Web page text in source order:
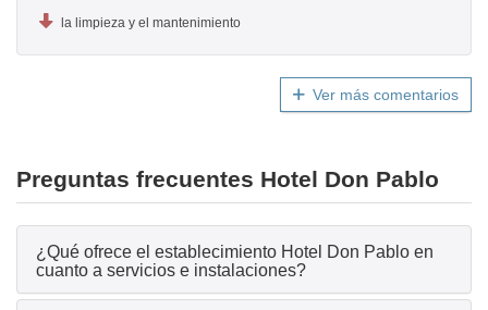
la limpieza y el mantenimiento
Ver más comentarios
Preguntas frecuentes Hotel Don Pablo
¿Qué ofrece el establecimiento Hotel Don Pablo en
cuanto a servicios e instalaciones?